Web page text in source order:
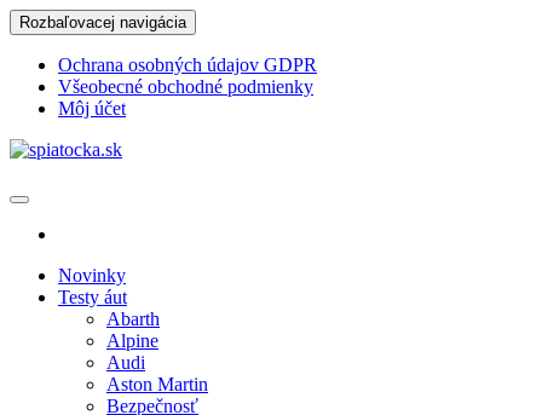
Skip
to
content
Rozbaľovacej navigácia
Ochrana osobných údajov GDPR
Všeobecné obchodné podmienky
Môj účet
Novinky
Testy áut
Abarth
Alpine
Audi
Aston Martin
Bezpečnosť